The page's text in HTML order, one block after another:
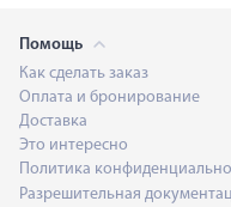
Помощь
Как сделать заказ
Оплата и бронирование
Доставка
Это интересно
Политика
Разрешительная